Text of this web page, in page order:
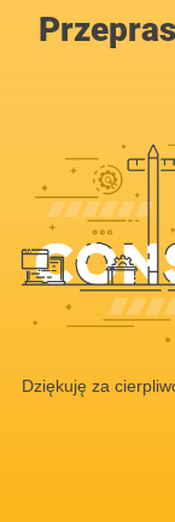
Dziękuję za